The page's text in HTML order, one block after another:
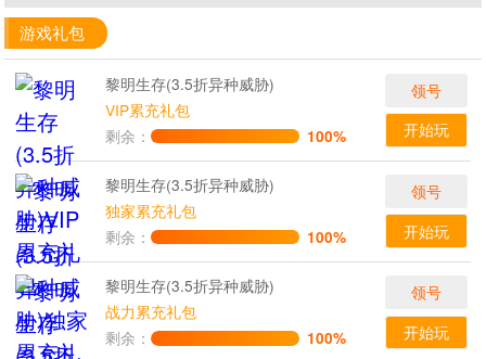
游戏礼包
黎明生存(3.5折异种威胁)
VIP累充礼包
剩余：
100%
领号
开始玩
黎明生存(3.5折异种威胁)
独家累充礼包
剩余：
100%
领号
开始玩
黎明生存(3.5折异种威胁)
战力累充礼包
剩余：
100%
领号
开始玩